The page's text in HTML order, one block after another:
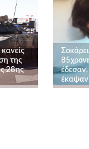
της
28ης
έκαψαν